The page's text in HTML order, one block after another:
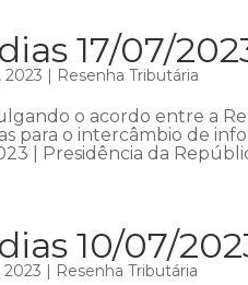
17/07/
2023 | Resenha Tributária
o acordo entre a
para o intercâmbio de
| Presidência da
10/07/
2023 | Resenha Tributária